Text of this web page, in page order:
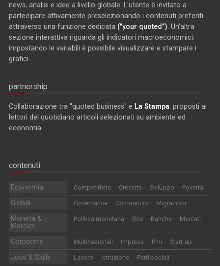
news, analisi e idee a livello globale. L'utente è invitato a
partecipare attivamente preselezionando i contenuti preferiti
attraverso una funzione dedicata ("your quoted") . Un'altra
sezione interattiva riguarda gli indicatori macroeconomici:
impostando le variabili è possibile visualizzare e stampare i
grafici.
partnership
Collaborazione tra "quoted business" e La Stampa: proposti ai
lettori del quotidiano articoli selezionati su ambiente ed
economia.
contenuti
Economia Competitività Crescita Sviluppo Povertà
Global Governance Commercio Migrazioni
Moneta &
Mercati
Politica monetaria Bce Banche Mercati
Corporate Multinazionali Imprese Pmi Start-up
Jobs & Skills Lavoro Istruzione
Parti sociali